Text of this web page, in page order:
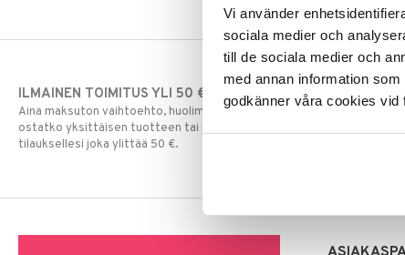
Vi använder
sociala medier och
till de sociala medier och
med annan information
godkänner våra cookies vid
ILMAINEN TOIMITUS YLI 50 €
Aina maksuton vaihtoehto, huolimatta siitä
ostatko yksittäisen tuotteen tai koko
tilauksellesi joka ylittää 50 €.
NOPEAT